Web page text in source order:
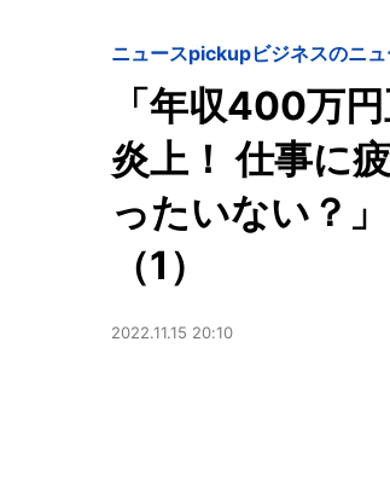
ニュースpickupビジネスのニ
「年収400万
炎上！ 仕事に
ったいない？
（1）
2022.11.15 20:10